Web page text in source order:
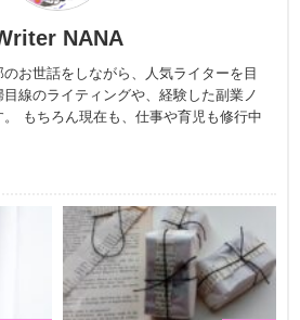
NANA
お世話をしながら、人気ライターを目
線のライティングや、経験した副業ノ
もちろん現在も、仕事や育児も修行中